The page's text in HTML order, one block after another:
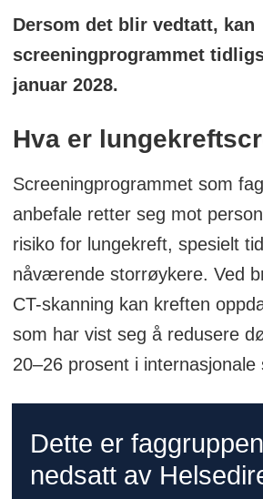
Dersom det blir vedtatt, kan
screeningprogrammet
januar 2028.
Hva er
Screeningprogrammet som
anbefale retter seg mot
risiko for lungekreft, spesielt
nåværende storrøykere. Ved
CT-skanning kan kreften
som har vist seg å redusere
20–26 prosent i internasjonale
Dette er
nedsatt av